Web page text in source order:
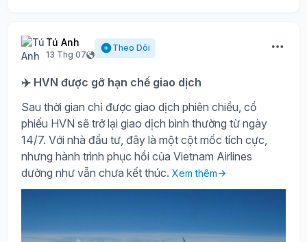
Tú Anh
13 Thg 07
Theo Dõi
✈️ HVN được gỡ hạn chế giao dịch
Sau thời gian chỉ được giao dịch phiên chiều, cổ
phiếu HVN sẽ trở lại giao dịch bình thường từ ngày
14/7. Với nhà đầu tư, đây là một cột mốc tích cực,
nhưng hành trình phục hồi của Vietnam Airlines
dường như vẫn chưa kết thúc. Xem thêm